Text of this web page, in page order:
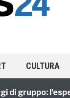
CULTURA